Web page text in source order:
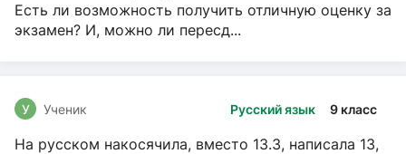
Есть ли возможность получить отличную оценку за
экзамен? И, можно ли пересд...
Русский язык 9 класс
У Ученик
На русском накосячила, вместо 13.3, написала 13,